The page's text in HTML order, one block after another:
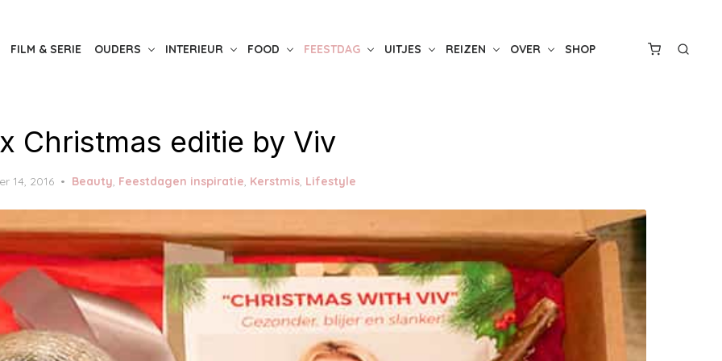
FILM & SERIE OUDERS INTERIEUR FOOD FEESTDAG UITJES REIZEN OVER SHOP
Christmas editie by Viv
14, 2016 Beauty Feestdagen inspiratie Kerstmis Lifestyle